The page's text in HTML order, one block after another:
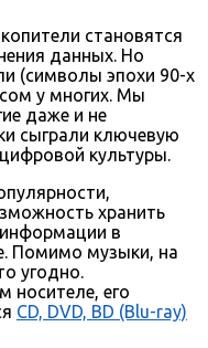
становятся
данных. Но
(символы эпохи 90-х
у многих. Мы
даже и не
сыграли ключевую
культуры.
хранить
в
Помимо музыки, на
угодно.
носителе, его
CD, DVD, BD (Blu-ray)